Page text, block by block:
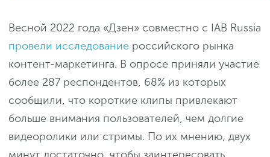
Весной 2022 года «Дзен» совместно с IAB Russia
провели исследование российского рынка
контент-маркетинга. В опросе приняли участие
более 287 респондентов, 68% из которых
сообщили, что короткие клипы привлекают
больше внимания пользователей, чем долгие
видеоролики или стримы. По их мнению, двух